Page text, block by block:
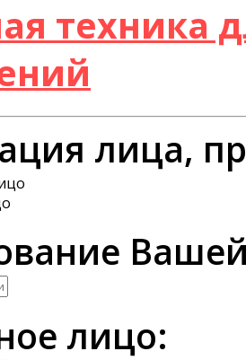
техника
лица,
лицо: